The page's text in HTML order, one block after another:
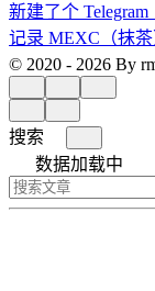
新建了个
记录 MEXC（抹
© 2020 - 2026 By
搜索
数据加载中